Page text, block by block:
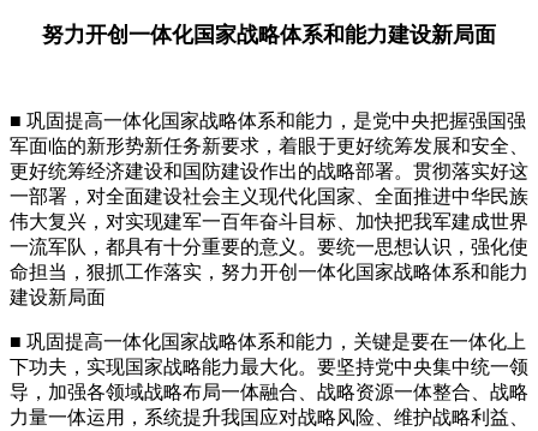
努力开创一体化国家战略体系和能力建设新局面
■ 巩固提高一体化国家战略体系和能力，是党中央把握强国强
军面临的新形势新任务新要求，着眼于更好统筹发展和安全、
更好统筹经济建设和国防建设作出的战略部署。贯彻落实好这
一部署，对全面建设社会主义现代化国家、全面推进中华民族
伟大复兴，对实现建军一百年奋斗目标、加快把我军建成世界
一流军队，都具有十分重要的意义。要统一思想认识，强化使
命担当，狠抓工作落实，努力开创一体化国家战略体系和能力
建设新局面
■ 巩固提高一体化国家战略体系和能力，关键是要在一体化上
下功夫，实现国家战略能力最大化。要坚持党中央集中统一领
导，加强各领域战略布局一体融合、战略资源一体整合、战略
力量一体运用，系统提升我国应对战略风险、维护战略利益、